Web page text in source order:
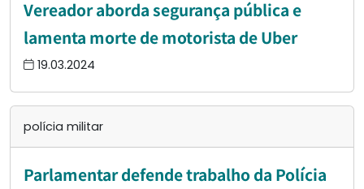
Vereador aborda segurança pública e
lamenta morte de motorista de Uber
19.03.2024
polícia militar
Parlamentar defende trabalho da Polícia